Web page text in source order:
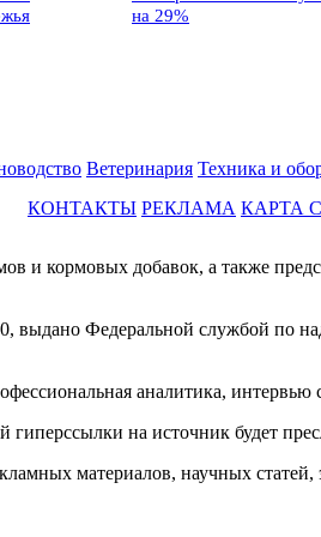
на 29%
Ветеринария Техника и
КОНТАКТЫ РЕКЛАМА КАРТА
и кормовых добавок, а также
Федеральной службой по
аналитика, интервью
гиперссылки на источник будет
материалов, научных